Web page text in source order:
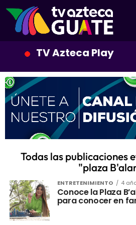
TV Azteca Play
Todas las publicaciones
"plaza
ENTRETENIMIENTO 4
Conoce la Plaza
para conocer en